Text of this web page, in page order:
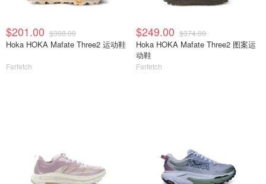
$201.00 $308.00
Hoka HOKA Mafate Three2 运动鞋
Farfetch
$249.00 $374.00
Hoka HOKA Mafate Three2 图案运
动鞋
Farfetch